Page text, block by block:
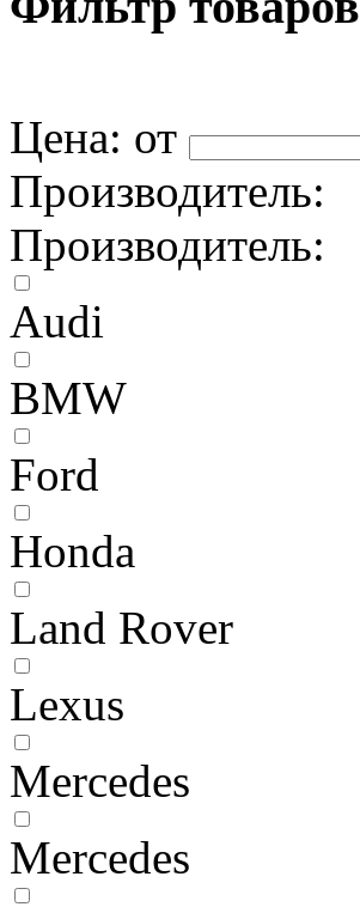
Цена: от
Производитель:
Производитель:
Audi
BMW
Ford
Honda
Land Rover
Lexus
Mercedes
Mercedes